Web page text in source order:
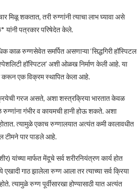
मिळू शकतात, तरी रुग्णांनी त्याचा लाभ घ्यावा असे
यांनी पत्रकार परिषेदेत केले.
काळ रुग्णसेवेत समर्पित असणाऱ्या ‘सिद्धगिरी हॉस्पिटल
हॉस्पिटल’ अशी ओळख निर्माण केली आहे. या
करून एक विक्रम स्थापित केला आहे.
गरज असते, अशा शस्त्रक्रिया भारतात केवळ
गंभीर व कायमची हानी होऊ शकते. अशा
त्यामुळे एकाच रुग्णालयात अत्यंत कमी कालावधीत
टीमने पार पाडले आहे.
यांच्या मार्फत मेंदूचे सर्व शरीरनियंत्रण कार्य होत
गाठ झालेला रुग्ण आला तर त्याच्या सर्व क्रिया
त्यामुळे रुग्ण पूर्वीसारखा होण्यासाठी यात अत्यंत